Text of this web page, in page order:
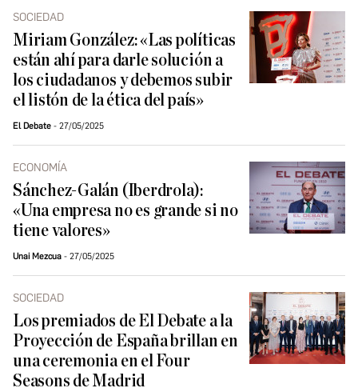
SOCIEDAD
Miriam González: «Las políticas
están ahí para darle solución a
los ciudadanos y debemos subir
el listón de la ética del país»
El Debate 27/05/2025
ECONOMÍA
Sánchez-Galán (Iberdrola):
«Una empresa no es grande si no
tiene valores»
Unai Mezcua 27/05/2025
SOCIEDAD
Los premiados de El Debate a la
Proyección de España brillan en
una ceremonia en el Four
Seasons de Madrid